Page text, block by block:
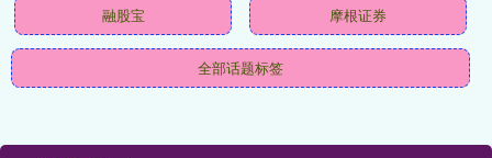
融股宝 摩根证券
全部话题标签